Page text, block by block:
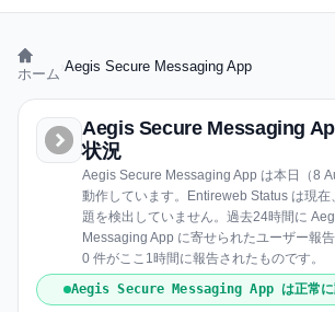
ホーム Aegis Secure Messaging App
Aegis Secure Messaging
状況
Aegis Secure Messaging App は本日（8
動作しています。Entireweb Status は現在
題を検出していません。過去24時間に
Messaging App に寄せられたユーザー報
0 件がここ1時間に報告されたものです。
Aegis Secure Messaging App は正常に